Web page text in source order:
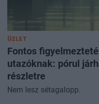
ÜZLET
Fontos
utazóknak: pórul
részletre
Nem lesz sétagalopp.